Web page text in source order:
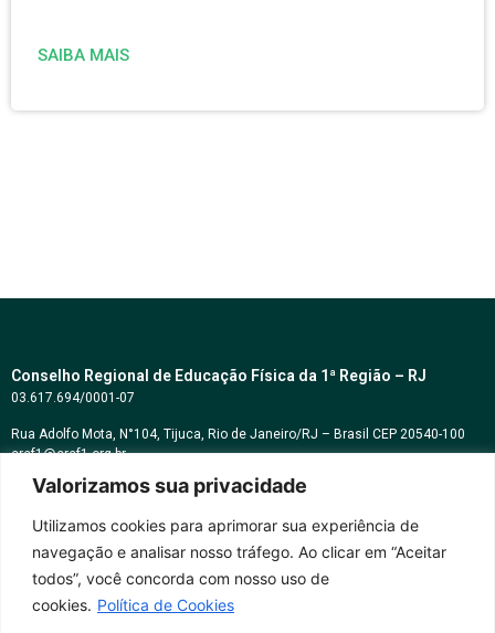
Valorizamos sua privacidade
Utilizamos cookies para aprimorar sua experiência de
navegação e analisar nosso tráfego. Ao clicar em “Aceitar
todos”, você concorda com nosso uso de
cookies. Política de Cookies
SAIBA MAIS
Conselho Regional de Educação Física da 1ª Região – RJ
03.617.694/0001-07
Rua Adolfo Mota, N°104, Tijuca, Rio de Janeiro/RJ – Brasil CEP 20540-100
cref1@cref1.org.br
Assessoria de comunicação:
Horários de atendimento:
Whatsapp: (21) 2569-2398